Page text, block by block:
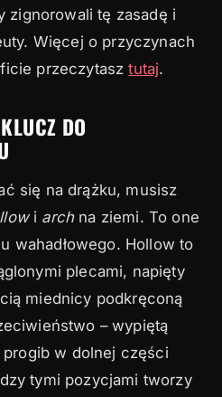
zignorowali tę zasadę i
Więcej o przyczynach
przeczytasztutaj.
DO
się na drążku, musisz
i archna ziemi. To one
wahadłowego. Hollow to
plecami, napięty
miednicy podkręconą
– wypiętą
w dolnej części
tymi pozycjami tworzy